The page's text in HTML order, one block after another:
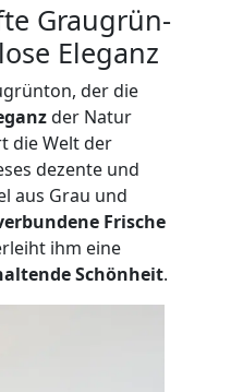
Graugrün-
Eleganz
der die
der Natur
die Welt der
dezente und
aus Grau und
Frische
ihm eine
Schönheit.